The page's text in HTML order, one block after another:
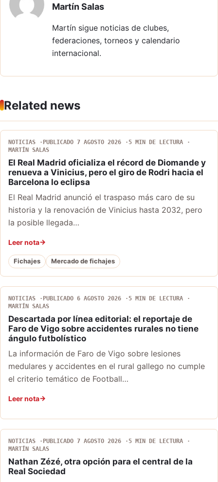
Martín Salas
Martín sigue noticias de clubes,
federaciones, torneos y calendario
internacional.
Related news
NOTICIAS PUBLICADO 7 AGOSTO 2026
5 MIN DE LECTURA
MARTÍN SALAS
El Real Madrid oficializa el récord de Diomande y
renueva a Vinicius, pero el giro de Rodri hacia el
Barcelona lo eclipsa
El Real Madrid anunció el traspaso más caro de su
historia y la renovación de Vinicius hasta 2032, pero
la posible llegada…
Leer nota
Fichajes Mercado de fichajes
NOTICIAS PUBLICADO 6 AGOSTO 2026
5 MIN DE LECTURA
MARTÍN SALAS
Descartada por línea editorial: el reportaje de
Faro de Vigo sobre accidentes rurales no tiene
ángulo futbolístico
La información de Faro de Vigo sobre lesiones
medulares y accidentes en el rural gallego no cumple
el criterio temático de Football…
Leer nota
NOTICIAS PUBLICADO 7 AGOSTO 2026
5 MIN DE LECTURA
MARTÍN SALAS
Nathan Zézé, otra opción para el central de la
Real Sociedad